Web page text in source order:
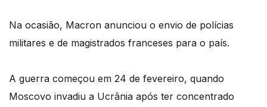
Na ocasião, Macron anunciou o envio de polícias
militares e de magistrados franceses para o país.
A guerra começou em 24 de fevereiro, quando
Moscovo invadiu a Ucrânia após ter concentrado